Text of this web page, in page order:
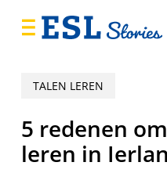
TALEN LEREN
5 redenen
leren in